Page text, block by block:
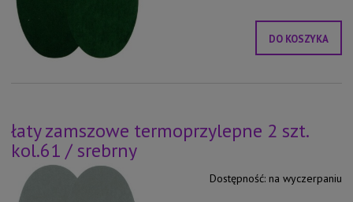
DO KOSZYKA
łaty zamszowe termoprzylepne 2 szt.
kol.61 / srebrny
Dostępność: na wyczerpaniu